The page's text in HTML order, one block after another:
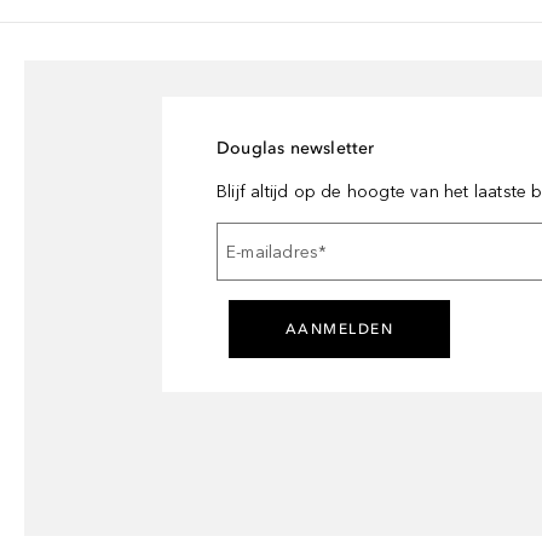
Douglas newsletter
Blijf altijd op de hoogte van het laatste
E-mailadres*
AANMELDEN